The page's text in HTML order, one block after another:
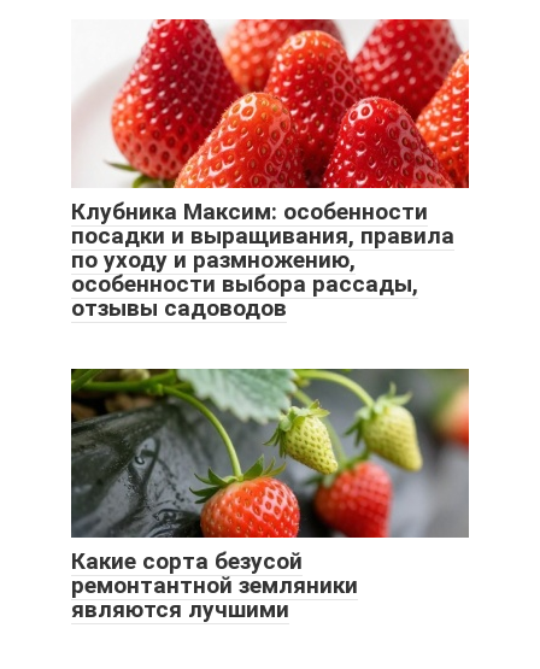
Клубника Максим: особенности
посадки и выращивания, правила
по уходу и размножению,
особенности выбора рассады,
отзывы садоводов
Какие сорта безусой
ремонтантной земляники
являются лучшими